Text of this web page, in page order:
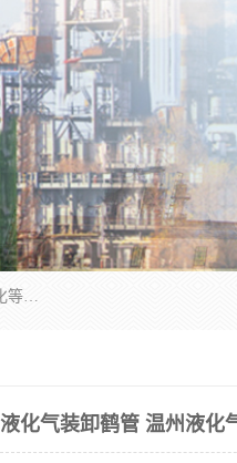
连云港众邦石化设备制造有限公司是一家鹤管厂家主营：鹤管、装车鹤管等，是致力于石油、石化等流体装卸设备(主要产品如鹤管、输油臂、脱缆钩等)的咨询、设计、制造、检测、安装指导、系统调试、维修维护等业务的公司。
液化气装卸鹤管 温州液化